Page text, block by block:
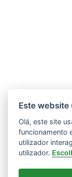
Este website
Olá, este site
funcionamento
utilizador
utilizador.